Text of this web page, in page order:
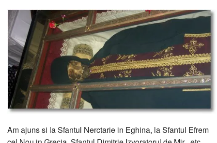
Am ajuns si la Sfantul Nerctarie in Eghina, la Sfantul Efrem